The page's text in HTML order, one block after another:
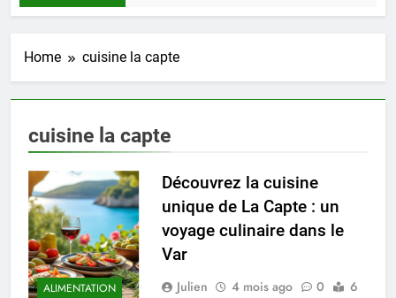
Home cuisine la capte
cuisine la capte
ALIMENTATION
Découvrez la cuisine
unique de La Capte : un
voyage culinaire dans le
Var
Julien 4 mois ago 0
6